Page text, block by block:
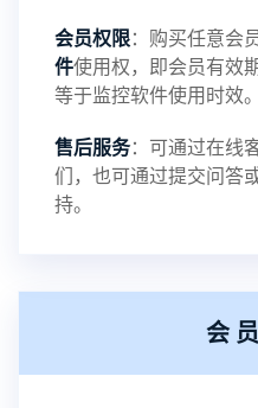
录文件改为自定义文件
提示：
提示1：为避免异常风险
件至本地请先切换代理网
会员权限：购买任意会
件使用权，即会员有效
等于监控软件使用时效。
售后服务：可通过在线
们，也可通过提交问答
持。
会